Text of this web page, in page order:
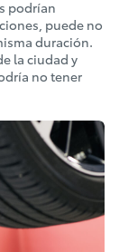
podrían
puede no
duración.
la ciudad y
no tener